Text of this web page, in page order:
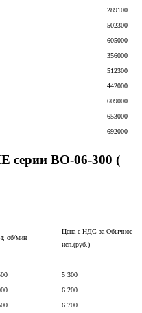
289100
502300
605000
356000
512300
442000
609000
653000
692000
ВО-06-300 (
об/мин
Цена с НДС за Обычное
исп.(руб.)
5 300
6 200
6 700